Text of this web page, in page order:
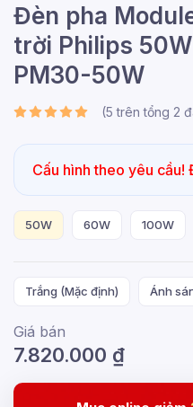
Đèn pha
trời Philips
PM30-50W
(5 trên tổng 2
Cấu hình theo yêu
50W 60W 100W
Trắng (Mặc định) Ánh
Giá bán
7.820.000 ₫